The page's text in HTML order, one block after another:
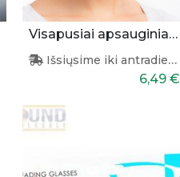
Visapusiai apsauginiai akiniai
Išsiųsime iki antradienio
6,49 €